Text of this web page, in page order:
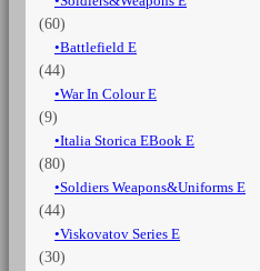
(60)
Battlefield E
(44)
War In Colour E
(9)
Italia Storica EBook E
(80)
Soldiers Weapons&Uniforms E
(44)
Viskovatov Series E
(30)